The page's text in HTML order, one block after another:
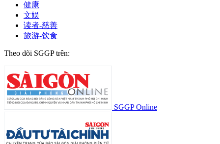
健康
文娱
读者-慈善
旅游-饮食
Theo dõi SGGP trên:
SGGP Online